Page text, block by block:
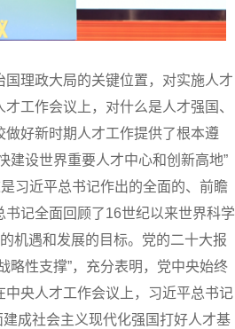
理政大局的关键位置，对实施人才
工作会议上，对什么是人才强国、
好新时期人才工作提供了根本遵
建设世界重要人才中心和创新高地”
习近平总书记作出的全面的、前瞻
记全面回顾了16世纪以来世界科学
机遇和发展的目标。党的二十大报
略性支撑”，充分表明，党中央始终
央人才工作会议上，习近平总书记
成社会主义现代化强国打好人才基